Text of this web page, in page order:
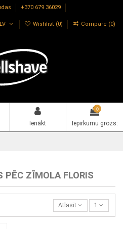
+370 679 36029
LV
Wishlist (0) Compare (0)
Ienākt
0
Iepirkumu grozs:
PĒC ZĪMOLA FLORIS
Atlasīt 1